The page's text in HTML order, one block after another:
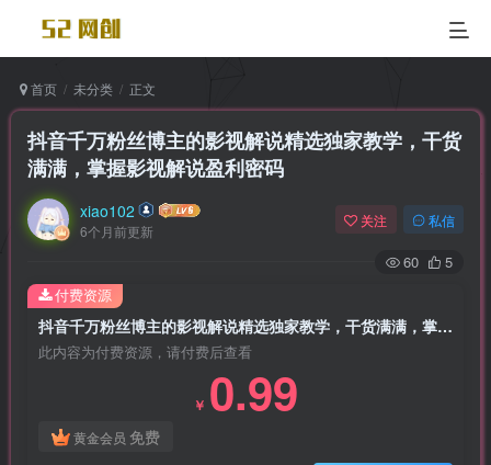
首页 未分类 正文
抖音千万粉丝博主的影视解说精选独家教学，干货
满满，掌握影视解说盈利密码
xiao102
6个月前更新
关注 私信
60 5
抖音千万粉丝博主的影视解说精选独家教学，干货满满，掌握影视解说盈利密码
此内容为付费资源，请付费后查看
￥ 0.99
黄金会员 免费
付费资源